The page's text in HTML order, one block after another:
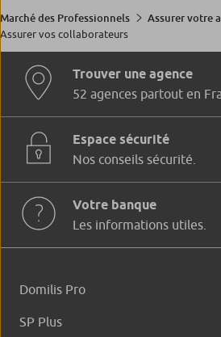
Marché des Professionnels
Assurer votre
Assurer vos collaborateurs
Trouver une agence
52 agences partout en
Espace sécurité
Nos conseils sécurité.
Votre banque
Les informations utiles.
Domilis Pro
SP Plus